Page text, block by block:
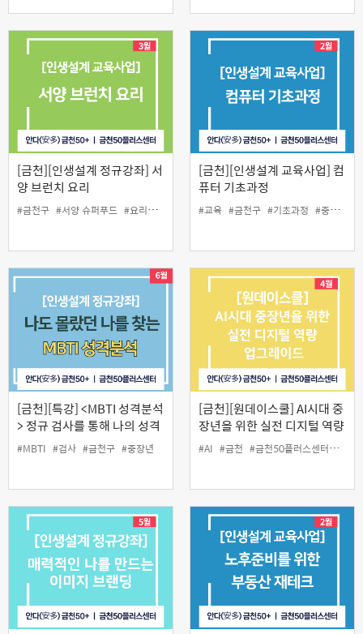
[금천][인생설계 정규강좌] 서
양 브런치 요리
#금천구 #서양 슈퍼푸드 #요리교실 #중장년
[금천][인생설계 교육사업] 컴
퓨터 기초과정
#교육 #금천구 #기초과정 #중장년
[금천][특강] <MBTI 성격분석
> 정규 검사를 통해 나의 성격
을 알아보자!
#MBTI #검사 #금천구 #중장년
[금천][원데이스쿨] AI시대 중
장년을 위한 실전 디지털 역량
업그레이드
#AI #금천 #금천50플러스센터 #디지